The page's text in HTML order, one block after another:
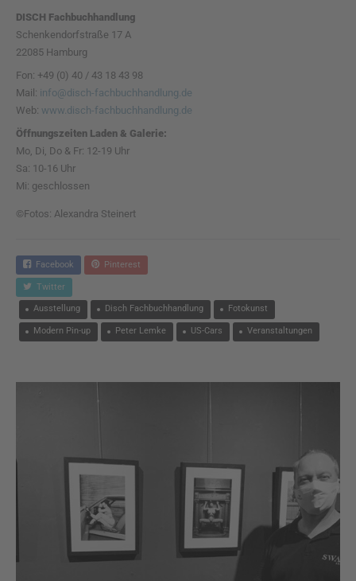
DISCH Fachbuchhandlung
Schenkendorfstraße 17 A
22085 Hamburg
Fon: +49 (0) 40 / 43 18 43 98
Mail: info@disch-fachbuchhandlung.de
Web: www.disch-fachbuchhandlung.de
Öffnungszeiten Laden & Galerie:
Mo, Di, Do & Fr: 12-19 Uhr
Sa: 10-16 Uhr
Mi: geschlossen
©Fotos: Alexandra Steinert
Facebook Pinterest
Twitter
Ausstellung Disch Fachbuchhandlung Fotokunst
Modern Pin-up Peter Lemke US-Cars Veranstaltungen